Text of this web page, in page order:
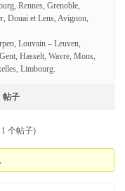
Rennes, Grenoble,
Douai et Lens, Avignon,
Louvain – Leuven,
Hasselt, Wavre, Mons,
Limbourg.
帖子
个帖子)